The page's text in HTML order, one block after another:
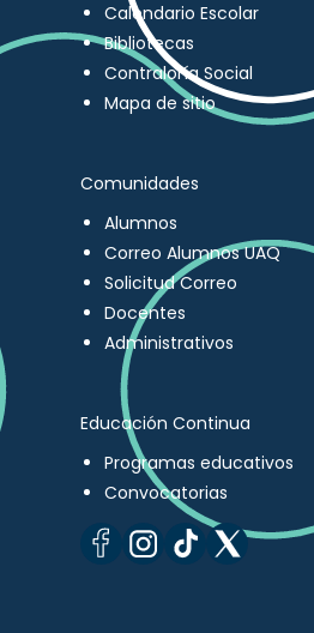
Calendario Escolar
Bibliotecas
Contraloría Social
Mapa de sitio
Comunidades
Alumnos
Correo Alumnos UAQ
Solicitud Correo
Docentes
Administrativos
Educación Continua
Programas educativos
Convocatorias